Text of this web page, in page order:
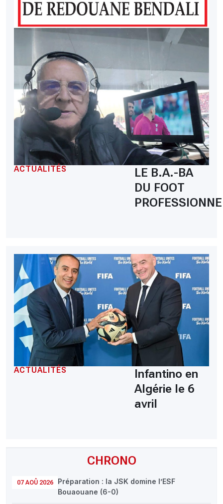
CHRONO
07 AOÛ 2026
Préparation : la JSK domine l’ESF
Bouaouane (6-0)
ACTUALITÉS
LE B.A.-BA
DU FOOT
ACTUALITÉS
Infantino en
Algérie le 6
avril